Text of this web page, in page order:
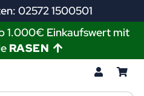
02572 1500501
1.000€ Einkaufswert mit
RASEN